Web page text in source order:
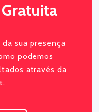
sua presença
podemos
através da